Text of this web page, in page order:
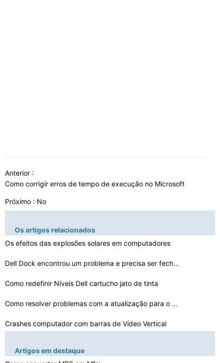
Anterior :
Como corrigir erros de tempo de execução no Microsoft
Próximo : No
Os artigos relacionados
Os efeitos das explosões solares em computadores
Dell Dock encontrou um problema e precisa ser fechado
Como redefinir Níveis Dell cartucho jato de tinta
Como resolver problemas com a atualização para o meu …
Crashes computador com barras de Vídeo Vertical
Artigos em destaque